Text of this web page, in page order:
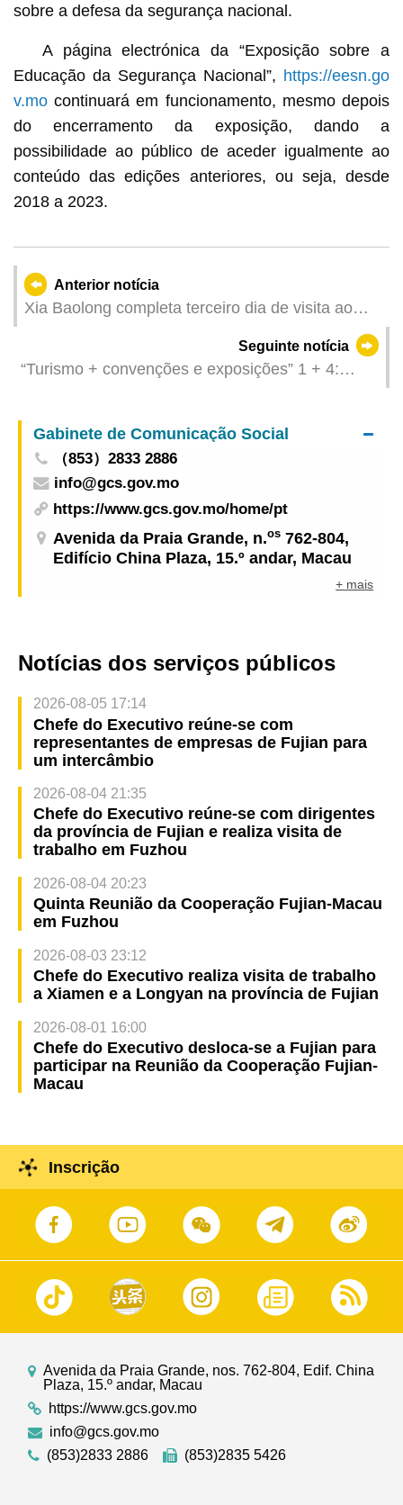
sobre a defesa da segurança nacional.
A página electrónica da “Exposição sobre a
Educação da Segurança Nacional”, https://eesn.go
v.mocontinuará em funcionamento, mesmo depois
do encerramento da exposição, dando a
possibilidade ao público de aceder igualmente ao
conteúdo das edições anteriores, ou seja, desde
2018 a 2023.
Anterior notícia
Xia Baolong completa terceiro dia de visita ao
Seguinte notícia
“Turismo + convenções e exposições” 1 + 4:
Gabinete de Comunicação Social
（853）2833 2886
info@gcs.gov.mo
https://www.gcs.gov.mo/home/pt
Avenida da Praia Grande, n.os 762-804,
Edifício China Plaza, 15.º andar, Macau
+ mais
Notícias dos serviços públicos
2026-08-05 17:14
Chefe do Executivo reúne-se com
representantes de empresas de Fujian para
um intercâmbio
2026-08-04 21:35
Chefe do Executivo reúne-se com dirigentes
da província de Fujian e realiza visita de
trabalho em Fuzhou
2026-08-04 20:23
Quinta Reunião da Cooperação Fujian-Macau
em Fuzhou
2026-08-03 23:12
Chefe do Executivo realiza visita de trabalho
a Xiamen e a Longyan na província de Fujian
2026-08-01 16:00
Chefe do Executivo desloca-se a Fujian para
participar na Reunião da Cooperação Fujian-
Macau
Inscrição
Avenida da Praia Grande, nos. 762-804, Edif. China
Plaza, 15.º andar, Macau
https://www.gcs.gov.mo
info@gcs.gov.mo
(853)2833 2886
(853)2835 5426